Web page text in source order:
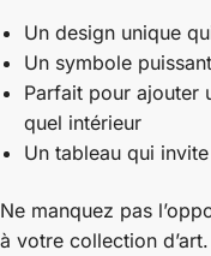
Un design unique
Un symbole
Parfait pour ajouter
quel intérieur
Un tableau qui
Ne manquez pas
à votre collection